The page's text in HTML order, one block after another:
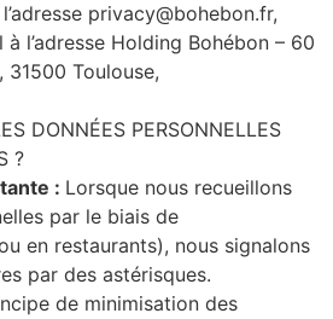
privacy@bohebon.fr,
l’adresse Holding Bohébon – 60
31500 Toulouse,
DONNÉES PERSONNELLES
?
: Lorsque nous recueillons
par le biais de
en restaurants), nous signalons
par des astérisques.
de minimisation des